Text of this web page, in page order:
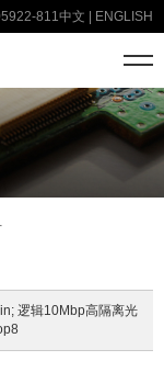
811中文 ENGLISH
逻辑10Mbp高隔离光